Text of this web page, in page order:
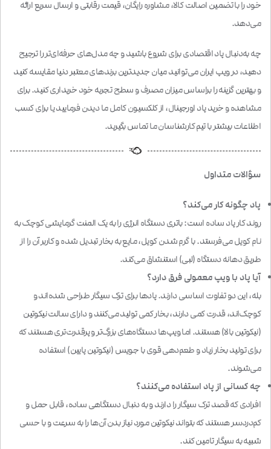
خود را با تضمین اصالت کالا، مشاوره رایگان، قیمت رقابتی و ارسال سریع ارائه
می‌دهد.
چه به‌دنبال پاد اقتصادی برای شروع باشید و چه مدل‌های حرفه‌ای‌تر را ترجیح
دهید، در ویپ ایران می‌توانید میان جدیدترین برندهای معتبر دنیا مقایسه کنید
و بهترین گزینه را براساس میزان مصرف و سطح تجربه خود خریداری کنید. برای
مشاهده و خرید پاد اورجینال، از کلکسیون کامل ما دیدن فرمایید یا برای کسب
اطلاعات بیشتر با تیم کارشناسان ما تماس بگیرید.
سؤالات متداول
پاد چگونه کار می‌کند؟
روند کار پاد ساده است: باتری دستگاه انرژی را به یک المنت گرمایشی کوچک به
نام کویل می‌فرستد. با گرم شدن کویل، مایع به بخار تبدیل شده و کاربر آن را از
طریق دهانه دستگاه (لبی) استنشاق می‌کند.
آیا پاد با ویپ معمولی فرق دارد؟
بله، این دو تفاوت اساسی دارند. پادها برای ترک سیگار طراحی شده‌اند و
کوچک‌اند، قدرت کمی دارند، بخار کمی تولید می‌کنند و دارای سالت نیکوتین
(نیکوتین بالا) هستند. اما ویپ‌ها دستگاه‌های بزرگ‌تر و پرقدرت‌تری هستند که
برای تولید بخار زیاد و طعم‌دهی قوی با جویس (نیکوتین پایین) استفاده
می‌شوند.
چه کسانی از پاد استفاده می‌کنند؟
افرادی که قصد ترک سیگار را دارند و به دنبال دستگاهی ساده، قابل حمل و
کم‌دردسر هستند که بتواند نیکوتین مورد نیاز بدن آن‌ها را به سرعت و با حسی
شبیه به سیگار تامین کند.